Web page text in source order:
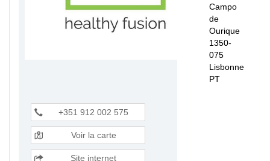
Campo
de
Ourique
1350-
075
Lisbonne
PT
+351 912 002 575
Voir la carte
Site internet